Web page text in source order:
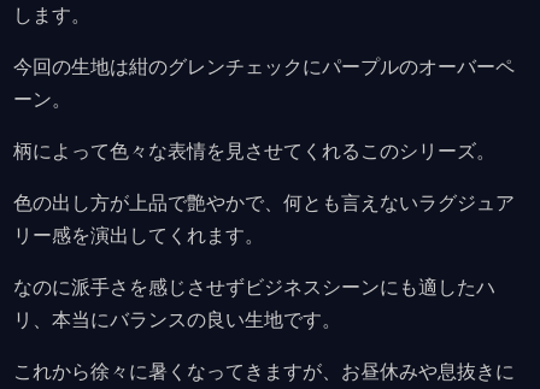
します。
今回の生地は紺のグレンチェックにパープルのオーバーペ
ーン。
柄によって色々な表情を見させてくれるこのシリーズ。
色の出し方が上品で艶やかで、何とも言えないラグジュア
リー感を演出してくれます。
なのに派手さを感じさせずビジネスシーンにも適したハ
リ、本当にバランスの良い生地です。
これから徐々に暑くなってきますが、お昼休みや息抜きに